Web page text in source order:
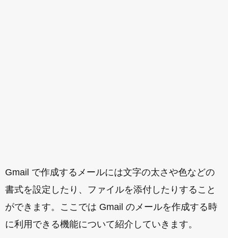
Gmail で作成するメールには文字の太さや色などの
書式を設定したり、ファイルを添付したりすること
ができます。ここでは Gmail のメールを作成する時
に利用できる機能について紹介していきます。